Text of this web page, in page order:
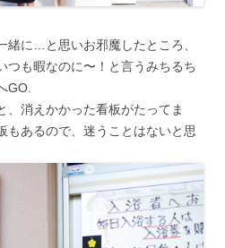
緒に…と思いお邪魔したところ、
つも暇なのに〜！と言うみちるち
GO.
、消えかかった看板がたってま
もあるので、迷うことはないと思